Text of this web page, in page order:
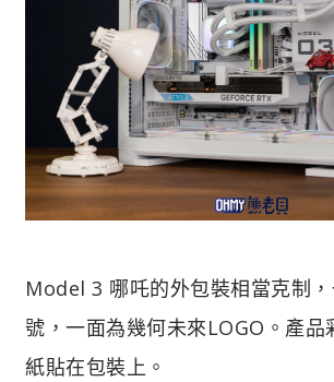
Model 3 哪吒的外包裝相當克制
號，一面為幾何未來LOGO。產品
紙貼在包裝上。